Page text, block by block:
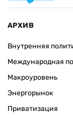
АРХИВ
Внутренняя
Международная
Макроуровень
Энергорынок
Приватизация